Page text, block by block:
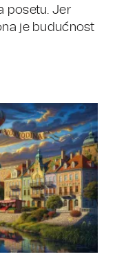
posetu. Jer
je budućnost